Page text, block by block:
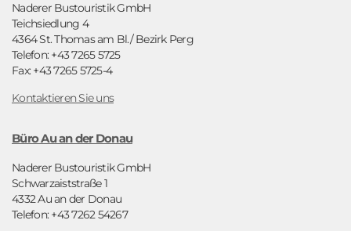
Naderer Bustouristik GmbH
Teichsiedlung 4
4364 St. Thomas am Bl./ Bezirk Perg
Telefon: +43 7265 5725
Fax: +43 7265 5725-4
Kontaktieren Sie uns
Büro Au an der Donau
Naderer Bustouristik GmbH
Schwarzaiststraße 1
4332 Au an der Donau
Telefon: +43 7262 54267